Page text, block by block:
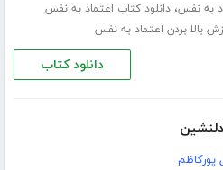
به نفس،دانلود کتاب اعتماد به نفس
بالا بردن اعتماد به نفس
دانلود کتاب
پورکاظم